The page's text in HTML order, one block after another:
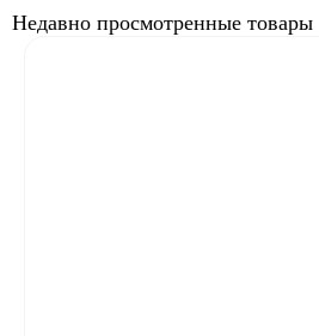
Недавно просмотренные товары